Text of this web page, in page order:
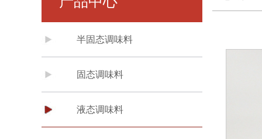
半固态调味料
固态调味料
液态调味料